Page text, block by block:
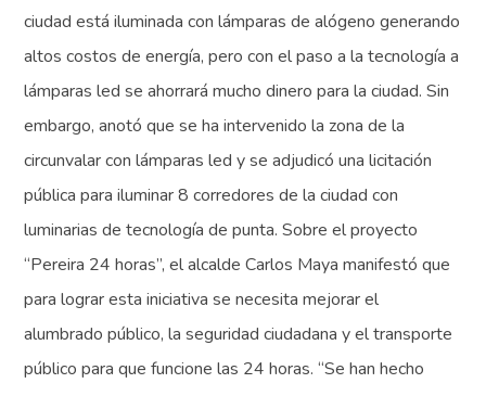
ciudad está iluminada con lámparas de alógeno generando
altos costos de energía, pero con el paso a la tecnología a
lámparas led se ahorrará mucho dinero para la ciudad. Sin
embargo, anotó que se ha intervenido la zona de la
circunvalar con lámparas led y se adjudicó una licitación
pública para iluminar 8 corredores de la ciudad con
luminarias de tecnología de punta. Sobre el proyecto
“Pereira 24 horas”, el alcalde Carlos Maya manifestó que
para lograr esta iniciativa se necesita mejorar el
alumbrado público, la seguridad ciudadana y el transporte
público para que funcione las 24 horas. “Se han hecho